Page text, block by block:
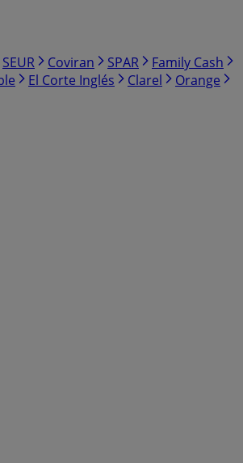
SEUR Coviran SPAR
Family Cash
El Corte Inglés Clarel
Orange